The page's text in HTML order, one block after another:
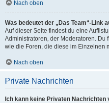
Nach oben
Was bedeutet der „Das Team“-Link
Auf dieser Seite findest du eine
Administratoren, der Moderatoren. Du
wie die Foren, die diese im Einzelnen
Nach oben
Private Nachrichten
Ich kann keine Privaten Nachrichten